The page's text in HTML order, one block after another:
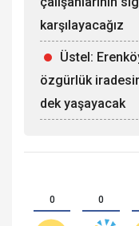
karşılayacağız
Üstel:
özgürlük
dek yaşayacak
0 0